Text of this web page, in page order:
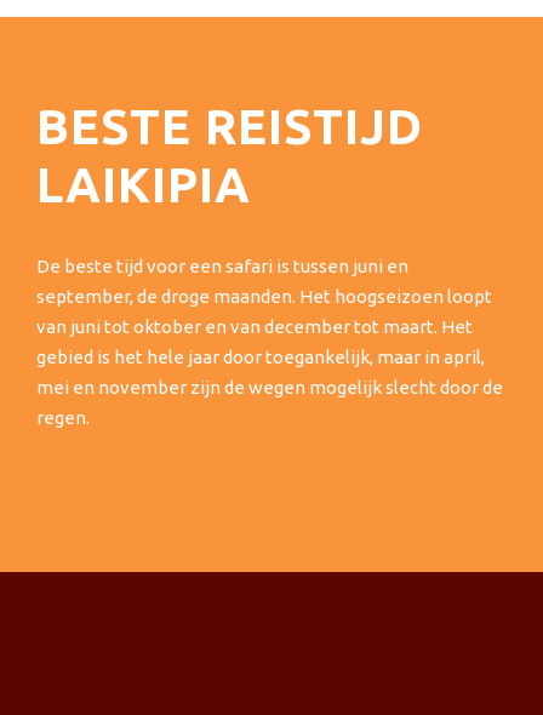
BESTE REISTIJD
LAIKIPIA
De beste tijd voor een safari is tussen juni en
september, de droge maanden. Het hoogseizoen loopt
van juni tot oktober en van december tot maart. Het
gebied is het hele jaar door toegankelijk, maar in april,
mei en november zijn de wegen mogelijk slecht door de
regen.